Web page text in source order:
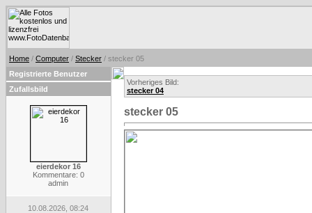
Home / Computer / Stecker / stecker 05
Registrierte Benutzer
Zufallsbild
eierdekor 16
Kommentare: 0
admin
10.08.2026, 08:24
Vorheriges Bild:
stecker 04
stecker 05